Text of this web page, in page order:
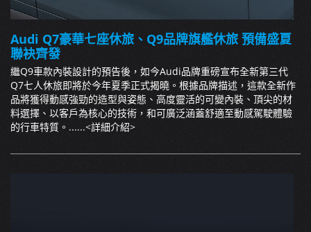
Audi Q7豪華七座休旅、Q9品牌旗艦休旅 預備盛夏
聯袂齊發
繼Q9車款內裝設計的預告後，如今Audi品牌重磅宣布全新第三代
Q7七人休旅即將於今年夏季正式揭曉。根據品牌描述，這款全新作
品將獲得動感強勁的造型與姿態、高度靈活的可變內裝、頂尖的材
料選擇、以客戶為核心的技術，和可廣泛涵蓋舒適至動感駕駛體驗
的行車特質。......<詳細介紹>